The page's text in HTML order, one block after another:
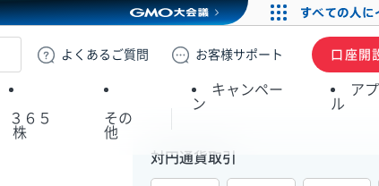
GMOクリック証券
よくある ご質問 お客様サポート 口座開
３６５
株
その
他
キャンペー
ン
ア
ル
対円通貨取引